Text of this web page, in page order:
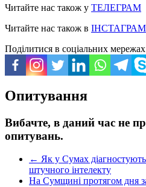
Читайте нас також у ТЕЛЕГРАМ
Читайте нас також в ІНСТАГРАМ
Поділитися в соціальних мережах
Опитування
Вибачте, в даний час не
опитувань.
← Як у Сумах
штучного інтелекту
На Сумщині протягом дня